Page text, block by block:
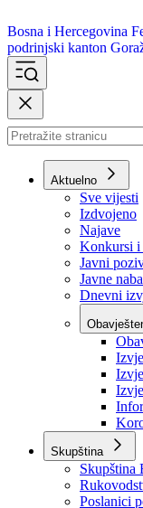
Bosna i Hercegovina
podrinjski kanton
Aktuelno
Sve vijesti
Izdvojeno
Najave
Konkursi i
Javni pozivi
Javne
Dnevni
Skupština